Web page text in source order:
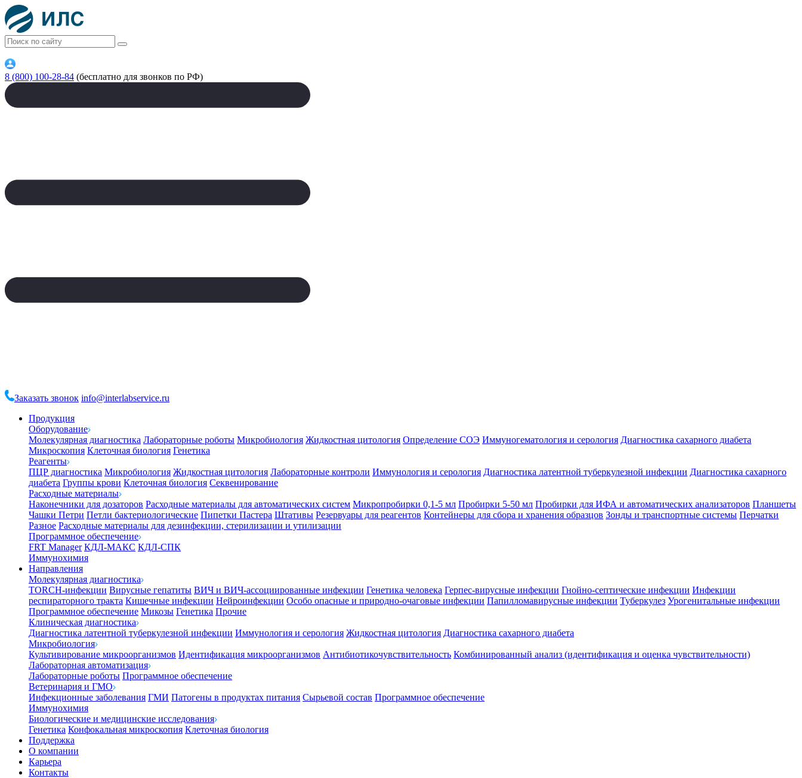
8 (800) 100-28-84 (бесплатно для звонков по РФ)
Заказать звонок info@interlabservice.ru
Продукция
Оборудование
Молекулярная диагностика Лабораторные роботы Микробиология Жидкостная цитология Определение СОЭ Иммуногематология и серология Диагностика сахарного диабета
Микроскопия Клеточная биология Генетика
Реагенты
ПЦР диагностика Микробиология Жидкостная цитология Лабораторные контроли Иммунология и серология Диагностика латентной туберкулезной инфекции Диагностика сахарного
диабета Группы крови Клеточная биология Секвенирование
Расходные материалы
Наконечники для дозаторов Расходные материалы для автоматических систем Микропробирки 0,1-5 мл Пробирки 5-50 мл Пробирки для ИФА и автоматических анализаторов Планшеты
Чашки Петри Петли бактериологические Пипетки Пастера Штативы Резервуары для реагентов Контейнеры для сбора и хранения образцов Зонды и транспортные системы Перчатки
Разное Расходные материалы для дезинфекции, стерилизации и утилизации
Программное обеспечение
FRT Manager КДЛ-МАКС КДЛ-СПК
Иммунохимия
Направления
Молекулярная диагностика
TORCH-инфекции Вирусные гепатиты ВИЧ и ВИЧ-ассоциированные инфекции Генетика человека Герпес-вирусные инфекции Гнойно-септические инфекции Инфекции
респираторного тракта Кишечные инфекции Нейроинфекции Особо опасные и природно-очаговые инфекции Папилломавирусные инфекции Туберкулез Урогенитальные инфекции
Программное обеспечение Микозы Генетика Прочие
Клиническая диагностика
Диагностика латентной туберкулезной инфекции Иммунология и серология Жидкостная цитология Диагностика сахарного диабета
Микробиология
Культивирование микроорганизмов Идентификация микроорганизмов Антибиотикочувствительность Комбинированный анализ (идентификация и оценка чувствительности)
Лабораторная автоматизация
Лабораторные роботы Программное обеспечение
Ветеринария и ГМО
Инфекционные заболевания ГМИ Патогены в продуктах питания Сырьевой состав Программное обеспечение
Иммунохимия
Биологические и медицинские исследования
Генетика Конфокальная микроскопия Клеточная биология
Поддержка
О компании
Карьера
Контакты